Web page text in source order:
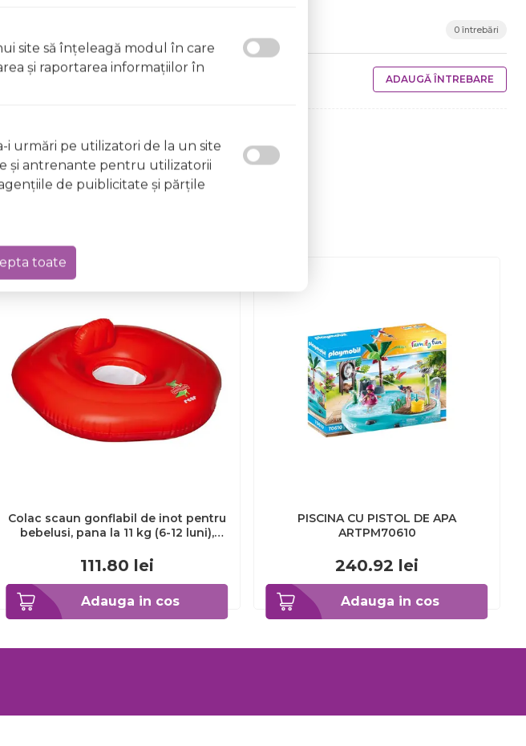
0 întrebări
ADAUGĂ ÎNTREBARE
Adauga in cos
Colac scaun gonflabil de inot pentru
bebelusi, pana la 11 kg (6-12 luni),
66014
111.80 lei
Adauga in cos
PISCINA CU PISTOL DE APA
ARTPM70610
240.92 lei
site să înţeleagă modul în care
şi raportarea informaţiilor în
urmări pe utilizatori de la un site
şi antrenante pentru utilizatorii
de puiblicitate şi părţile
toate